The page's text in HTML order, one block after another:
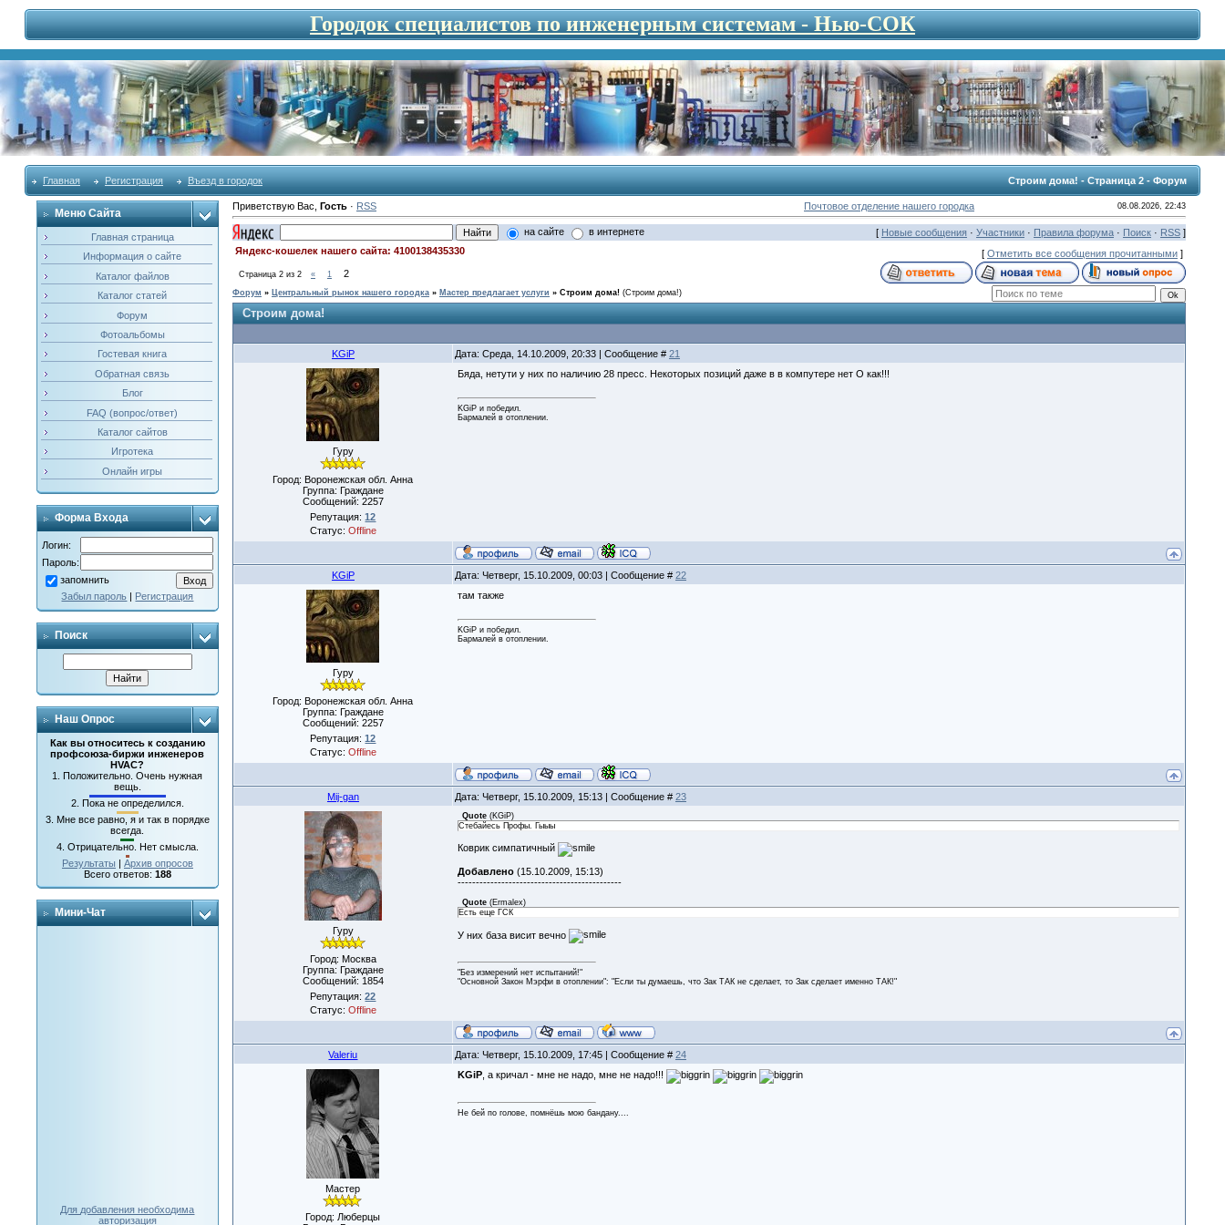
Городок специалистов по инженерным системам - Нью-СОК
Главная Регистрация Въезд в городок Строим дома! - Страница 2 - Форум
Меню Сайта
Главная страница
Информация о сайте
Каталог файлов
Каталог статей
Форум
Фотоальбомы
Гостевая книга
Обратная связь
Блог
FAQ (вопрос/ответ)
Каталог сайтов
Игротека
Онлайн игры
Форма Входа
Логин:
Пароль:
запомнить
Забыл пароль | Регистрация
Поиск
Наш Опрос
Как вы относитесь к созданию
профсоюза-биржи инженеров
HVAC?
1.Положительно. Очень нужная
вещь.
2. Пока не определился.
3. Мне все равно, я и так в порядке
всегда.
4. Отрицательно. Нет смысла.
Результаты | Архив опросов
Всего ответов: 188
Мини-Чат
Для добавления необходима
авторизация
Приветствую Вас Гость· RSS Почтовое отделение нашего городка 08.08.2026, 22:43
на сайте в интернете [ Новые сообщения· Участники· Правила форума· Поиск· RSS]
Яндекс-кошелек нашего сайта: 4100138435330
[ Отметить все сообщения прочитанными]
Страница 2из 2 « 1 2
Форум » Центральный рынок нашего городка » Мастер предлагает услуги » Строим дома! (Строим дома!)
Строим дома!
KGiP Дата: Среда, 14.10.2009, 20:33 | Сообщение # 21
Гуру
Город: Воронежская обл. Анна
Группа: Граждане
Сообщений: 2257
Репутация:12
Статус: Offline
Бяда, нетути у них по наличию 28 пресс. Некоторых позиций даже в в компутере нет О как!!!
KGiP и победил.
Бармалей в отоплении.
KGiP Дата: Четверг, 15.10.2009, 00:03 | Сообщение # 22
Гуру
Город: Воронежская обл. Анна
Группа: Граждане
Сообщений: 2257
Репутация:12
Статус: Offline
там также
KGiP и победил.
Бармалей в отоплении.
Mij-gan Дата: Четверг, 15.10.2009, 15:13 | Сообщение # 23
Гуру
Город: Москва
Группа: Граждане
Сообщений: 1854
Репутация:22
Статус: Offline
Quote(KGiP)
Стебайесь Профы. Гыыы
Коврик симпатичный
Добавлено(15.10.2009, 15:13)
---------------------------------------------
Quote(Ermalex)
Есть еще ГСК
У них база висит вечно
"Без измерений нет испытаний!"
"Основной Закон Мэрфи в отоплении": "Если ты думаешь, что Зак ТАК не сделает, то Зак сделает именно ТАК!"
Valeriu Дата: Четверг, 15.10.2009, 17:45 | Сообщение # 24
Мастер
Город: Люберцы
KGiP, а кричал - мне не надо, мне не надо!!!
Не бей по голове, помнёшь мою бандану....